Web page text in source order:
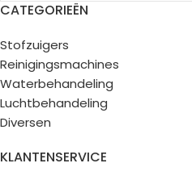
CATEGORIEËN
Stofzuigers
Reinigingsmachines
Waterbehandeling
Luchtbehandeling
Diversen
KLANTENSERVICE